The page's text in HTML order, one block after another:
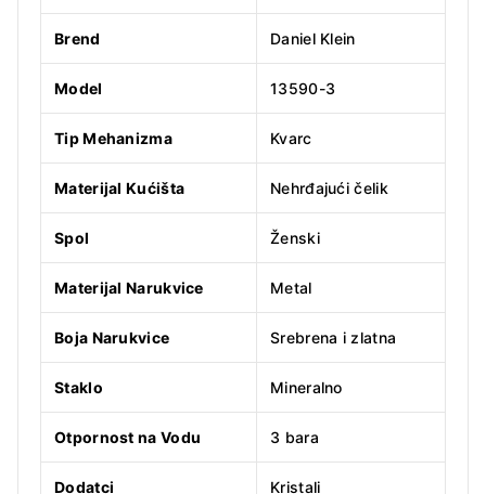
Brend Daniel Klein
Model 13590-3
Tip Mehanizma Kvarc
Materijal Kućišta Nehrđajući čelik
Spol Ženski
Materijal Narukvice Metal
Boja Narukvice Srebrena i zlatna
Staklo Mineralno
Otpornost na Vodu 3 bara
Dodatci Kristali